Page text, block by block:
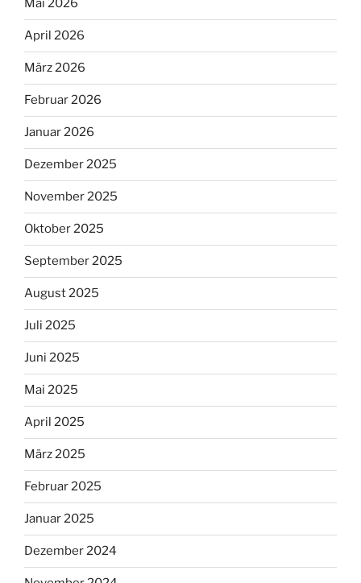
Mai 2026
April 2026
März 2026
Februar 2026
Januar 2026
Dezember 2025
November 2025
Oktober 2025
September 2025
August 2025
Juli 2025
Juni 2025
Mai 2025
April 2025
März 2025
Februar 2025
Januar 2025
Dezember 2024